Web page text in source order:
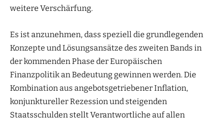
weitere Verschärfung.
Es ist anzunehmen, dass speziell die grundlegenden
Konzepte und Lösungsansätze des zweiten Bands in
der kommenden Phase der Europäischen
Finanzpolitik an Bedeutung gewinnen werden. Die
Kombination aus angebotsgetriebener Inflation,
konjunktureller Rezession und steigenden
Staatsschulden stellt Verantwortliche auf allen